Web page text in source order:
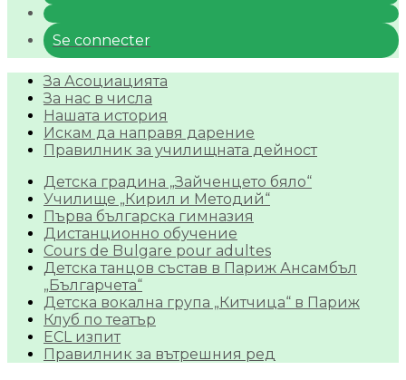
Se connecter
За Асоциацията
За нас в числа
Нашата история
Искам да направя дарение
Правилник за училищната дейност
Детска градина „Зайченцето бяло“
Училище „Кирил и Методий“
Първа българска гимназия
Дистанционно обучение
Cours de Bulgare pour adultes
Детска танцов състав в Париж Ансамбъл
„Българчета“
Детска вокална група „Китчица“ в Париж
Клуб по театър
ECL изпит
Правилник за вътрешния ред